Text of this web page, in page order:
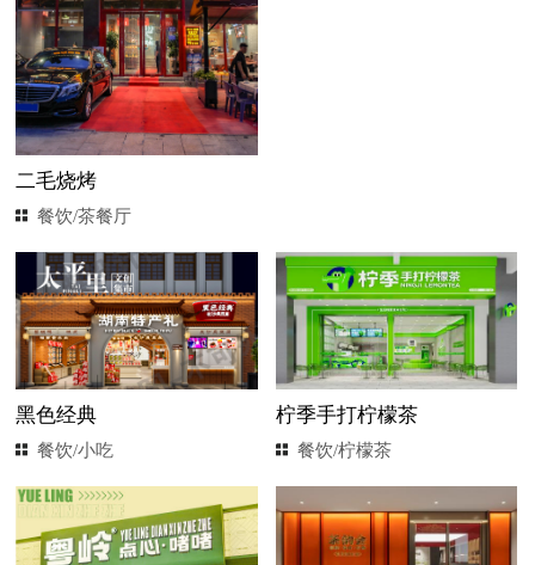
二毛烧烤
餐饮/茶餐厅
黑色经典
餐饮/小吃
柠季手打柠檬茶
餐饮/柠檬茶